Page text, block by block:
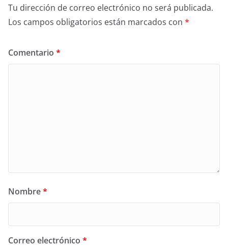
Tu dirección de correo electrónico no será publicada.
Los campos obligatorios están marcados con *
Comentario *
Nombre*
Correo electrónico *